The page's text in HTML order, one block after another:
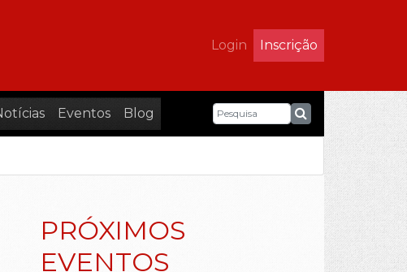
Login Inscrição
Eventos Blog
PRÓXIMOS
EVENTOS